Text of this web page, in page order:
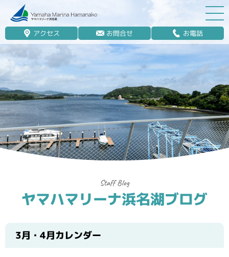
アクセス お問合せ お電話
マリーナ案内
船舶免許
マリンレジャー
マリーナステイ
レンタルボート
ボート販売
艤装
ブログ
ヤマハマリーナ浜名湖ブログ
3月・4月カレンダー